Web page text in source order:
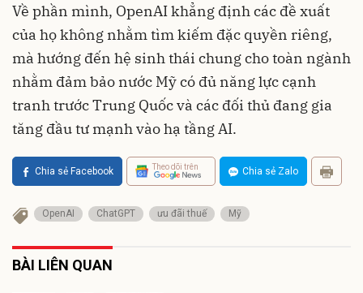
Về phần mình, OpenAI khẳng định các đề xuất
của họ không nhằm tìm kiếm đặc quyền riêng,
mà hướng đến hệ sinh thái chung cho toàn ngành
nhằm đảm bảo nước Mỹ có đủ năng lực cạnh
tranh trước Trung Quốc và các đối thủ đang gia
tăng đầu tư mạnh vào hạ tầng AI.
Chia sẻ Facebook Theo dõi trên Chia sẻ Zalo
OpenAI ChatGPT ưu đãi thuế Mỹ
BÀI LIÊN QUAN